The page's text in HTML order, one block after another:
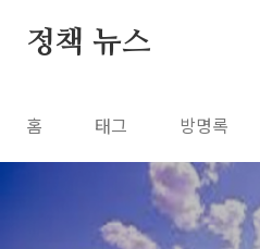
정책 뉴스
홈 태그 방명록